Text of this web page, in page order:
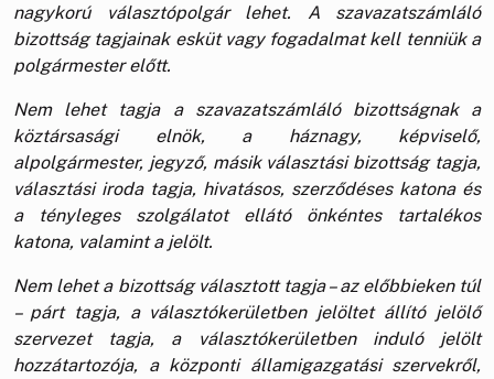
nagykorú választópolgár lehet. A szavazatszámláló
bizottság tagjainak esküt vagy fogadalmat kell tenniük a
polgármester előtt.
Nem lehet tagja a szavazatszámláló bizottságnak a
köztársasági elnök, a háznagy, képviselő,
alpolgármester, jegyző, másik választási bizottság tagja,
választási iroda tagja, hivatásos, szerződéses katona és
a tényleges szolgálatot ellátó önkéntes tartalékos
katona, valamint a jelölt.
Nem lehet a bizottság választott tagja – az előbbieken túl
– párt tagja, a választókerületben jelöltet állító jelölő
szervezet tagja, a választókerületben induló jelölt
hozzátartozója, a központi államigazgatási szervekről,